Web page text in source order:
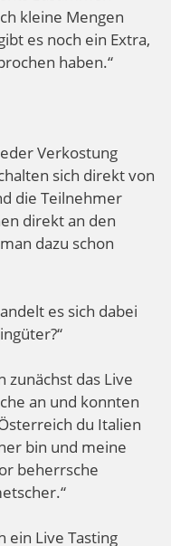
kleine Mengen
es noch ein Extra,
haben.“
Verkostung
sich direkt von
die Teilnehmer
direkt an den
dazu schon
es sich dabei
zunächst das Live
an und konnten
du Italien
bin und meine
beherrsche
ein Live Tasting